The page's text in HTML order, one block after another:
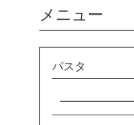
メニュー
パスタ